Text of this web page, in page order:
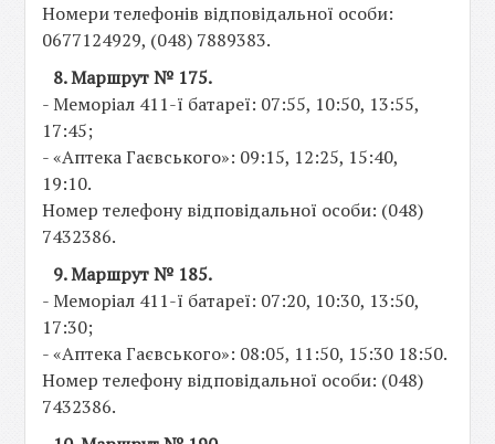
Номери телефонів відповідальної особи:
0677124929, (048) 7889383.
8. Маршрут № 175.
- Меморіал 411-ї батареї: 07:55, 10:50, 13:55,
17:45;
- «Аптека Гаєвського»: 09:15, 12:25, 15:40,
19:10.
Номер телефону відповідальної особи: (048)
7432386.
9. Маршрут № 185.
- Меморіал 411-ї батареї: 07:20, 10:30, 13:50,
17:30;
- «Аптека Гаєвського»: 08:05, 11:50, 15:30 18:50.
Номер телефону відповідальної особи: (048)
7432386.